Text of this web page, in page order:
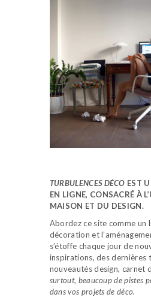
TURBULENCES DÉCO EST
EN LIGNE, CONSACRÉ À
MAISON ET DU DESIGN.
Abordez ce site comme un
décoration et
s’étoffe chaque jour de
inspirations, des dernières
nouveautés design, carnet
surtout, beaucoup de pistes
dans vos projets de déco.